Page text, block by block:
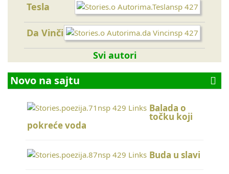
Tesla
Da Vinči
Svi autori
Novo na sajtu
Balada o
točku koji
pokreće voda
Buda u slavi